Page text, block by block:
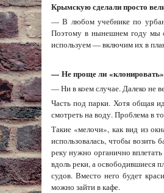
Крымскую сделали просто
— В любом учебнике по
Поэтому в нынешнем году мы
используем — включим их в
— Не проще ли «клонировать»
— Ни в коем случае. Далеко не
Часть под парки. Хотя общая
смотреть на воду. Проблема в
Такие «мелочи», как вид из
использовалась, чтобы
реку нужно органично
вдоль реки, а освободившиеся
судов. Вместо него будет
можно зайти в кафе.